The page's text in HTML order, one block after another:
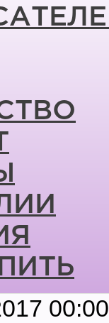
00:00